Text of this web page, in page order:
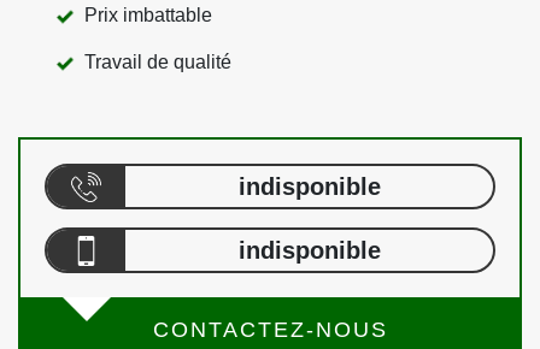
Prix imbattable
Travail de qualité
indisponible
indisponible
CONTACTEZ-NOUS